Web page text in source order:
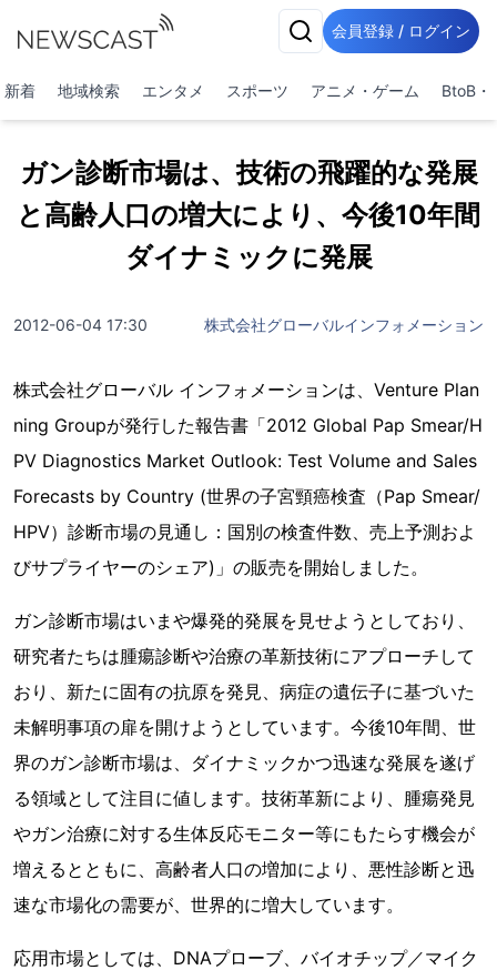
会員登録 / ログイン
新着 地域検索 エンタメ スポーツ アニメ・ゲーム BtoB・
ガン診断市場は、技術の飛躍的な発展
と高齢人口の増大により、今後10年間
ダイナミックに発展
2012-06-04 17:30 株式会社グローバルインフォメーション
株式会社グローバル インフォメーションは、Venture Plan
ning Groupが発行した報告書「2012 Global Pap Smear/H
PV Diagnostics Market Outlook: Test Volume and Sales
Forecasts by Country (世界の子宮頸癌検査（Pap Smear/
HPV）診断市場の見通し：国別の検査件数、売上予測およ
びサプライヤーのシェア)」の販売を開始しました。
ガン診断市場はいまや爆発的発展を見せようとしており、
研究者たちは腫瘍診断や治療の革新技術にアプローチして
おり、新たに固有の抗原を発見、病症の遺伝子に基づいた
未解明事項の扉を開けようとしています。今後10年間、世
界のガン診断市場は、ダイナミックかつ迅速な発展を遂げ
る領域として注目に値します。技術革新により、腫瘍発見
やガン治療に対する生体反応モニター等にもたらす機会が
増えるとともに、高齢者人口の増加により、悪性診断と迅
速な市場化の需要が、世界的に増大しています。
応用市場としては、DNAプローブ、バイオチップ／マイク